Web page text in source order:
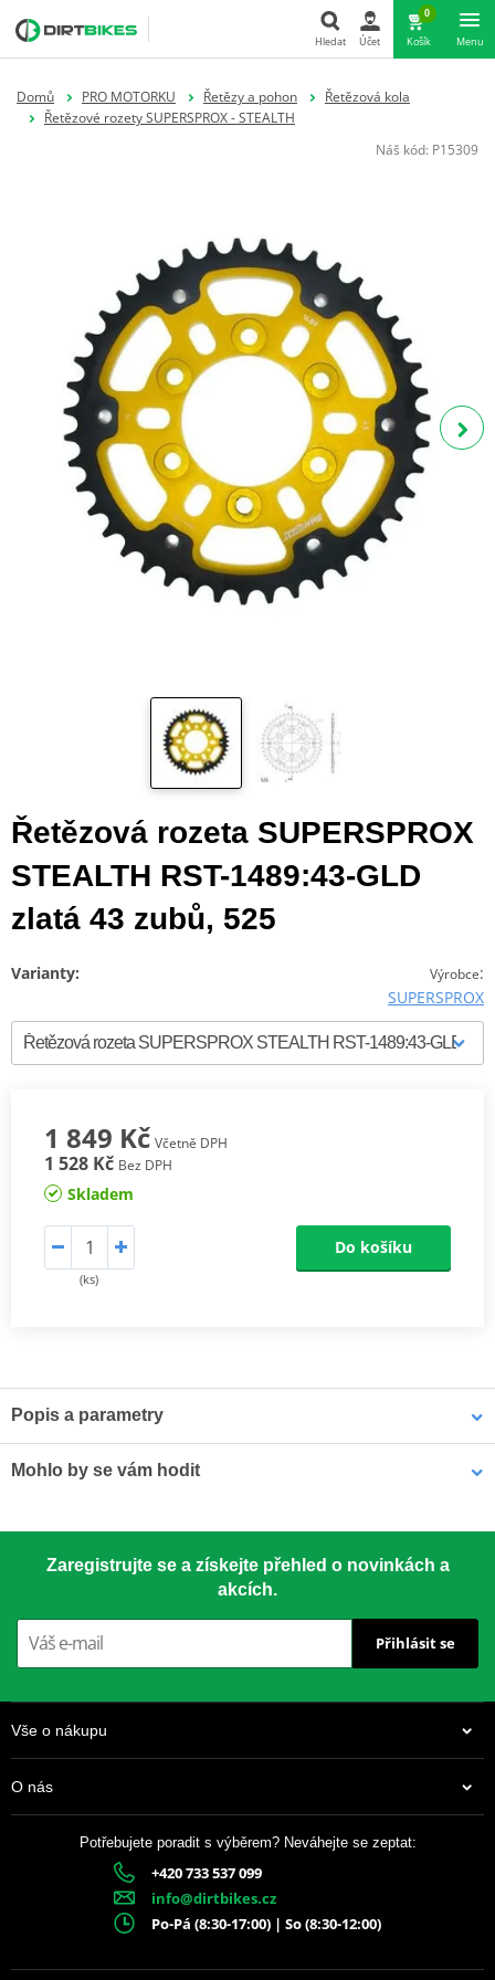
Hledat Účet
0
Košík Menu
Domů PRO MOTORKU Řetězy a pohon
Řetězová kola
Řetězové rozety SUPERSPROX - STEALTH
Náš kód: P15309
Řetězová rozeta SUPERSPROX
STEALTH RST-1489:43-GLD
zlatá 43 zubů, 525
Výrobce:
SUPERSPROX
Varianty:
1 849 Kč Včetně DPH
1 528 Kč Bez DPH
Skladem
(ks)
Do košíku
Popis a parametry
černé barvě!
Unikátní tvar zubů– delší životnost
Trojí zinkování– ochrana proti korozi
Černé provedení– prémiový vzhled
Mohlo by se vám hodit
337 Kč
Skladem
Zaregistrujte se a získejte přehled o novinkách a
akcích.
Přihlásit se
Vše o nákupu
O nás
Potřebujete poradit s výběrem? Neváhejte se zeptat:
+420 733 537 099
info@dirtbikes.cz
Po-Pá (8:30-17:00) | So (8:30-12:00)